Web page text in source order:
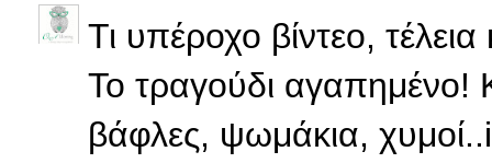
Τι υπέροχο βίντεο,
Το τραγούδι αγαπημένο!
βάφλες, ψωμάκια,